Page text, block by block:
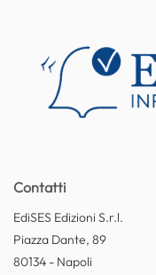
Contatti
EdiSES Edizioni S.r.l.
Piazza Dante, 89
80134 - Napoli